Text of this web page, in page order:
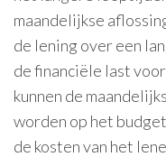
maandelijkse
de lening over een
de financiële last
kunnen de
worden op het
de kosten van het